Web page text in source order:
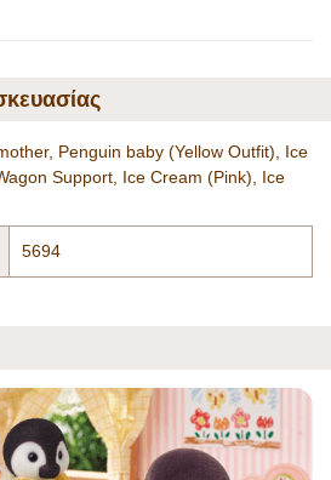
Penguin baby (Yellow Outfit), Ice
Support, Ice Cream (Pink), Ice
5694